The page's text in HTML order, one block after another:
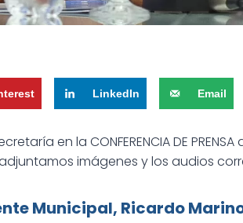
LinkedIn Email
en la CONFERENCIA DE
imágenes y los audios
Municipal, Ricardo